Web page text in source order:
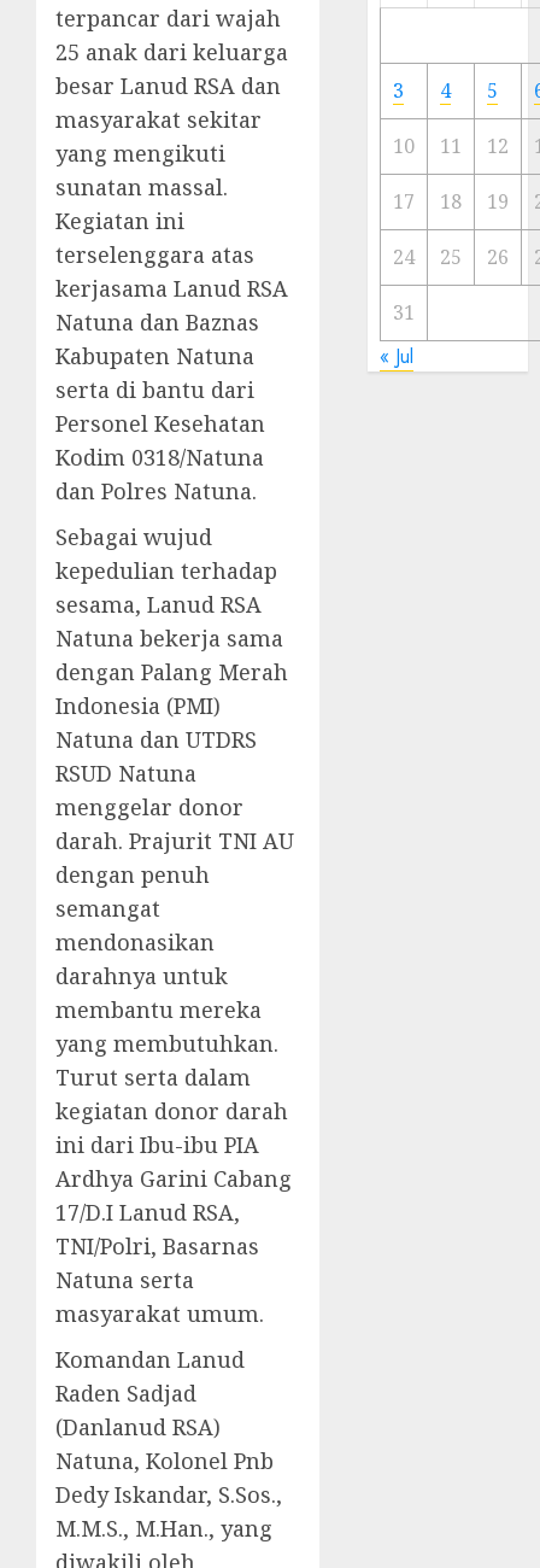
terpancar dari wajah
25 anak dari keluarga
besar Lanud RSA dan
masyarakat sekitar
yang mengikuti
sunatan massal.
Kegiatan ini
terselenggara atas
kerjasama Lanud RSA
Natuna dan Baznas
Kabupaten Natuna
serta di bantu dari
Personel Kesehatan
Kodim 0318/Natuna
dan Polres Natuna.
Sebagai wujud
kepedulian terhadap
sesama, Lanud RSA
Natuna bekerja sama
dengan Palang Merah
Indonesia (PMI)
Natuna dan UTDRS
RSUD Natuna
menggelar donor
darah. Prajurit TNI AU
dengan penuh
semangat
mendonasikan
darahnya untuk
membantu mereka
yang membutuhkan.
Turut serta dalam
kegiatan donor darah
ini dari Ibu-ibu PIA
Ardhya Garini Cabang
17/D.I Lanud RSA,
TNI/Polri, Basarnas
Natuna serta
masyarakat umum.
Komandan Lanud
Raden Sadjad
(Danlanud RSA)
Natuna, Kolonel Pnb
Dedy Iskandar, S.Sos.,
M.M.S., M.Han., yang
diwakili oleh
Ibu
Kota
23/11/
3 4 5
10 11 12
17 18 19
24 25 26
31
« Jul